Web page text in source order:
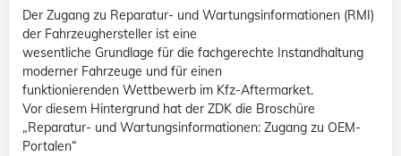
Der Zugang zu Reparatur- und Wartungsinformationen (RMI)
der Fahrzeughersteller ist eine
wesentliche Grundlage für die fachgerechte Instandhaltung
moderner Fahrzeuge und für einen
funktionierenden Wettbewerb im Kfz-Aftermarket.
Vor diesem Hintergrund hat der ZDK die Broschüre
„Reparatur- und Wartungsinformationen: Zugang zu OEM-
Portalen“